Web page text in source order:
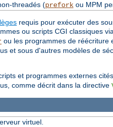
threadés (preforkou MPM
requis pour exécuter des
ou scripts CGI classiques
ou les programmes de réécriture
et sous d'autres modèles de
et programmes externes
comme décrit dans la directive
virtuel.